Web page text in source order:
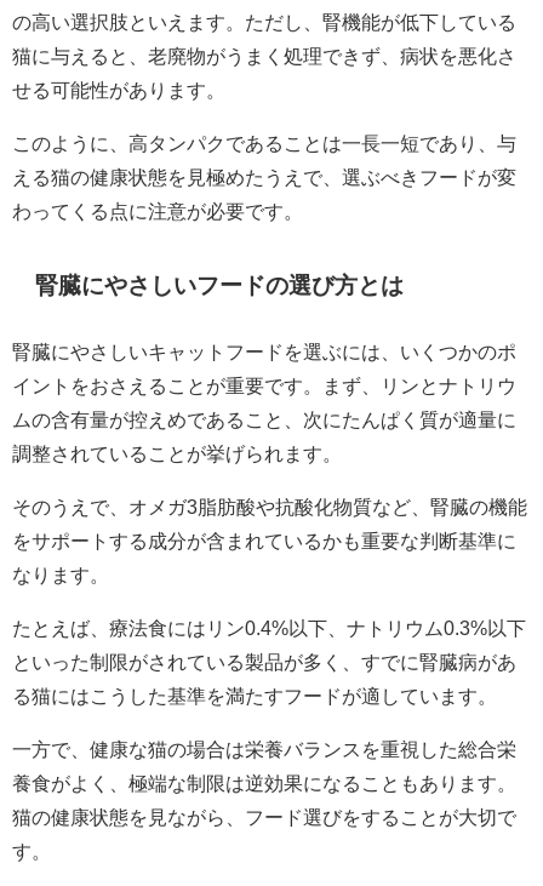
の高い選択肢といえます。ただし、腎機能が低下している
猫に与えると、老廃物がうまく処理できず、病状を悪化さ
せる可能性があります。
このように、高タンパクであることは一長一短であり、与
える猫の健康状態を見極めたうえで、選ぶべきフードが変
わってくる点に注意が必要です。
腎臓にやさしいフードの選び方とは
腎臓にやさしいキャットフードを選ぶには、いくつかのポ
イントをおさえることが重要です。まず、リンとナトリウ
ムの含有量が控えめであること、次にたんぱく質が適量に
調整されていることが挙げられます。
そのうえで、オメガ3脂肪酸や抗酸化物質など、腎臓の機能
をサポートする成分が含まれているかも重要な判断基準に
なります。
たとえば、療法食にはリン0.4%以下、ナトリウム0.3%以下
といった制限がされている製品が多く、すでに腎臓病があ
る猫にはこうした基準を満たすフードが適しています。
一方で、健康な猫の場合は栄養バランスを重視した総合栄
養食がよく、極端な制限は逆効果になることもあります。
猫の健康状態を見ながら、フード選びをすることが大切で
す。